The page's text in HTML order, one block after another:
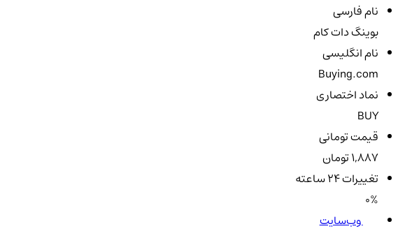
نام فارسی
بوینگ دات کام
نام انگلیسی
Buying.com
نماد اختصاری
BUY
قیمت تومانی
1,887 تومان
تغییرات ۲۴ ساعته
0%
وب‌سایت